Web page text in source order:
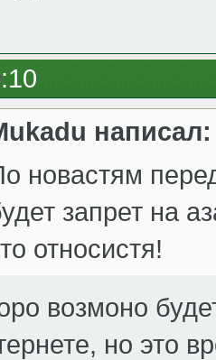
написал:
новастям
запрет на
относистя!
возмоно
но это